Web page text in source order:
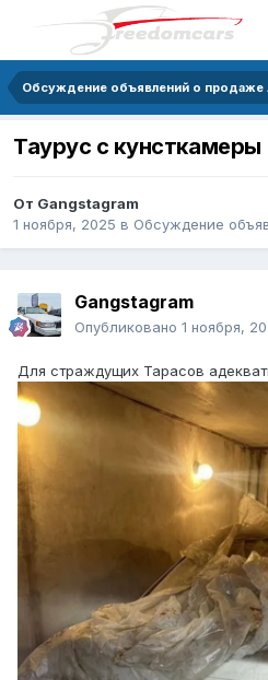
Обсуждение объявлений о продаже
Таурус с кунсткамеры
От Gangstagram
1 ноября, 2025 в Обсуждение
Gangstagram
Опубликовано 1 ноября,
Для страждущих Тарасов